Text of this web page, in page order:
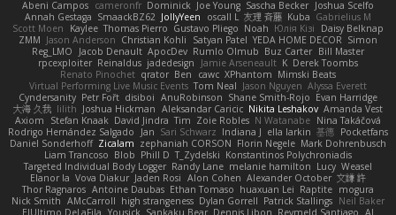
Abeni Campos cameronfr Dominick Joe Young Sascha Becker Joshua Scelfo
Annah Gestaga SmaackBZ62 JollyYeen oscall L 友理 斉藤 Kuba Gabrielius M
Scott Moen
Kaylee Thomas Pierro Gustavo Pliego Noah Юлія Кізі
Daisy Belknap
ZMM Jason Anderson Christian Kohli Satyan Patel YEDA HOME DECOR Simon
Reg_LMO
Jacob Denault ApocDev Rumlo Olmub Buz Carter Bill Master
rpcexploiter Reinaldus jadedesign Jamie Arseneault K Derek Toombs
Renato Pinochet qrator Ben cawc XPhantom Mimski Beats
Virtual Performing Live Music Events Tom Neal Jason Nguyen Alyssa Everett
Cyndersanity Petr Fořt disiboi AnuRobinson Shane Smith-Rojo Evan Harridge
大海 久我 lilith Joshua Hickman Aleksandar Caricic Nikita Leshakov Amanda Vest
Axiom
Stefan Knaak David Jindra Tim Zoie Robles N Watanabe Nina Takáčová
Rodrigo Hernández Salgado
Jan Sari Schwarz Indiana J ella larkin 基德 Pocketfans
Daniel Sonderhoff Zicalam zephaniah CORSON Florin Negele Mark Dohrenbusch
Liam Trancoso Blob Phill D T_Zydelski Konstantinos Polychroniadis
Targeted Individual Body Logger Randy Lane melanie hamilton Lucy Weasel
Elanor la Vova Diakur Jaden Rosi Alon Cohen Alexander October 文謙 許
Thor Ragnaros Antoine Daubas Ethan Tomaso huaxuan Lei Raptite mogura
Nick Smith AMcCarroll high strangeness Dylan Gorrell Patrick Stallings Neil Baker
ElUltimo DeLaFila Yousick Sankaku Bear Dennis Libon Reymeld Santiago AJ